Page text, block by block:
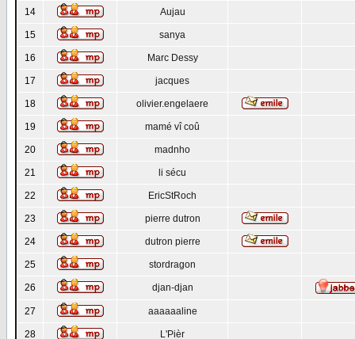
14 Aujau
15 sanya
16 Marc Dessy
17 jacques
18 olivier.engelaere
19 mamé vî coû
20 madnho
21 li sécu
22 EricStRoch
23 pierre dutron
24 dutron pierre
25 stordragon
26 djan-djan
27 aaaaaaline
28 L'Pièr